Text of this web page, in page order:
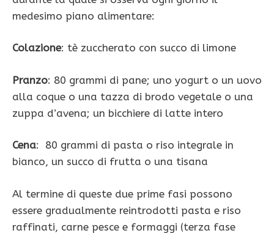
medesimo piano alimentare:
Colazione: tè zuccherato con succo di limone
Pranzo: 80 grammi di pane; uno yogurt o un uovo
alla coque o una tazza di brodo vegetale o una
zuppa d’avena; un bicchiere di latte intero
Cena: 80 grammi di pasta o riso integrale in
bianco, un succo di frutta o una tisana
Al termine di queste due prime fasi possono
essere gradualmente reintrodotti pasta e riso
raffinati, carne pesce e formaggi (terza fase